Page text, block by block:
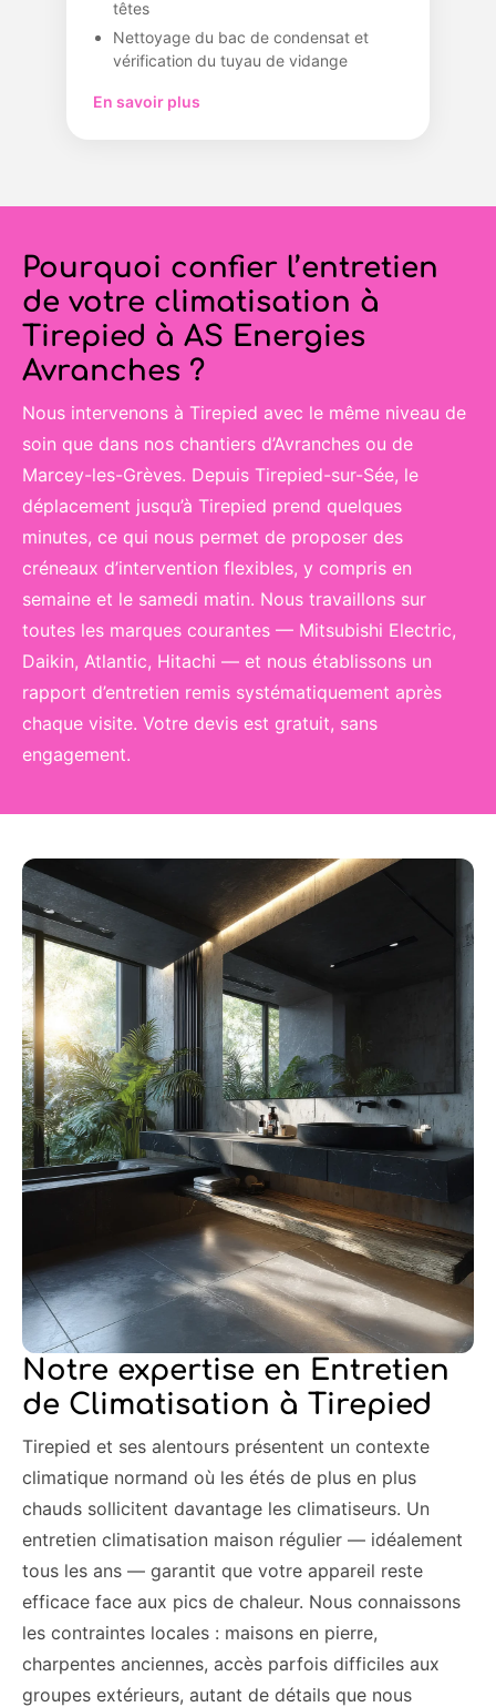
têtes
Nettoyage du bac de condensat et
vérification du tuyau de vidange
En savoir plus
Pourquoi confier l’entretien
de votre climatisation à
Tirepied à AS Energies
Avranches ?
Nous intervenons à Tirepied avec le même niveau de
soin que dans nos chantiers d’Avranches ou de
Marcey-les-Grèves. Depuis Tirepied-sur-Sée, le
déplacement jusqu’à Tirepied prend quelques
minutes, ce qui nous permet de proposer des
créneaux d’intervention flexibles, y compris en
semaine et le samedi matin. Nous travaillons sur
toutes les marques courantes — Mitsubishi Electric,
Daikin, Atlantic, Hitachi — et nous établissons un
rapport d’entretien remis systématiquement après
chaque visite. Votre devis est gratuit, sans
engagement.
Notre expertise en Entretien
de Climatisation à Tirepied
Tirepied et ses alentours présentent un contexte
climatique normand où les étés de plus en plus
chauds sollicitent davantage les climatiseurs. Un
entretien climatisation maison régulier — idéalement
tous les ans — garantit que votre appareil reste
efficace face aux pics de chaleur. Nous connaissons
les contraintes locales : maisons en pierre,
charpentes anciennes, accès parfois difficiles aux
groupes extérieurs, autant de détails que nous